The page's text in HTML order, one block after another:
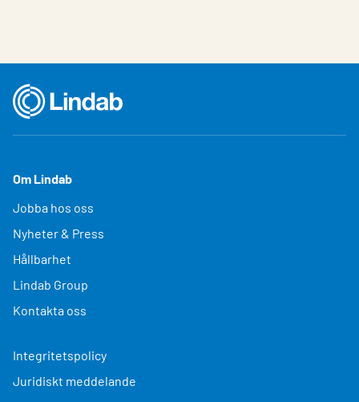
Om Lindab
Jobba hos oss
Nyheter & Press
Hållbarhet
Lindab Group
Kontakta oss
Integritetspolicy
Juridiskt meddelande